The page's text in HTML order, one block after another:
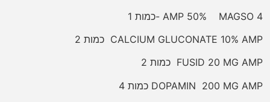
AMP 50% MAGSO 4 -כמות 1
CALCIUM GLUCONATE 10% AMP כמות 2
FUSID 20 MG AMP כמות 2
DOPAMIN 200 MG AMP כמות 4